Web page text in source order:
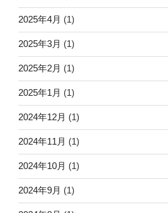
2025年4月 (1)
2025年3月 (1)
2025年2月 (1)
2025年1月 (1)
2024年12月 (1)
2024年11月 (1)
2024年10月 (1)
2024年9月 (1)